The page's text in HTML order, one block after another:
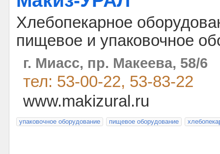
Хлебопекарное
пищевое и упаковочное
г. Миасс, пр. Макеева, 58/6
тел: 53-00-22, 53-83-22
www.makizural.ru
упаковочное оборудование пищевое оборудование